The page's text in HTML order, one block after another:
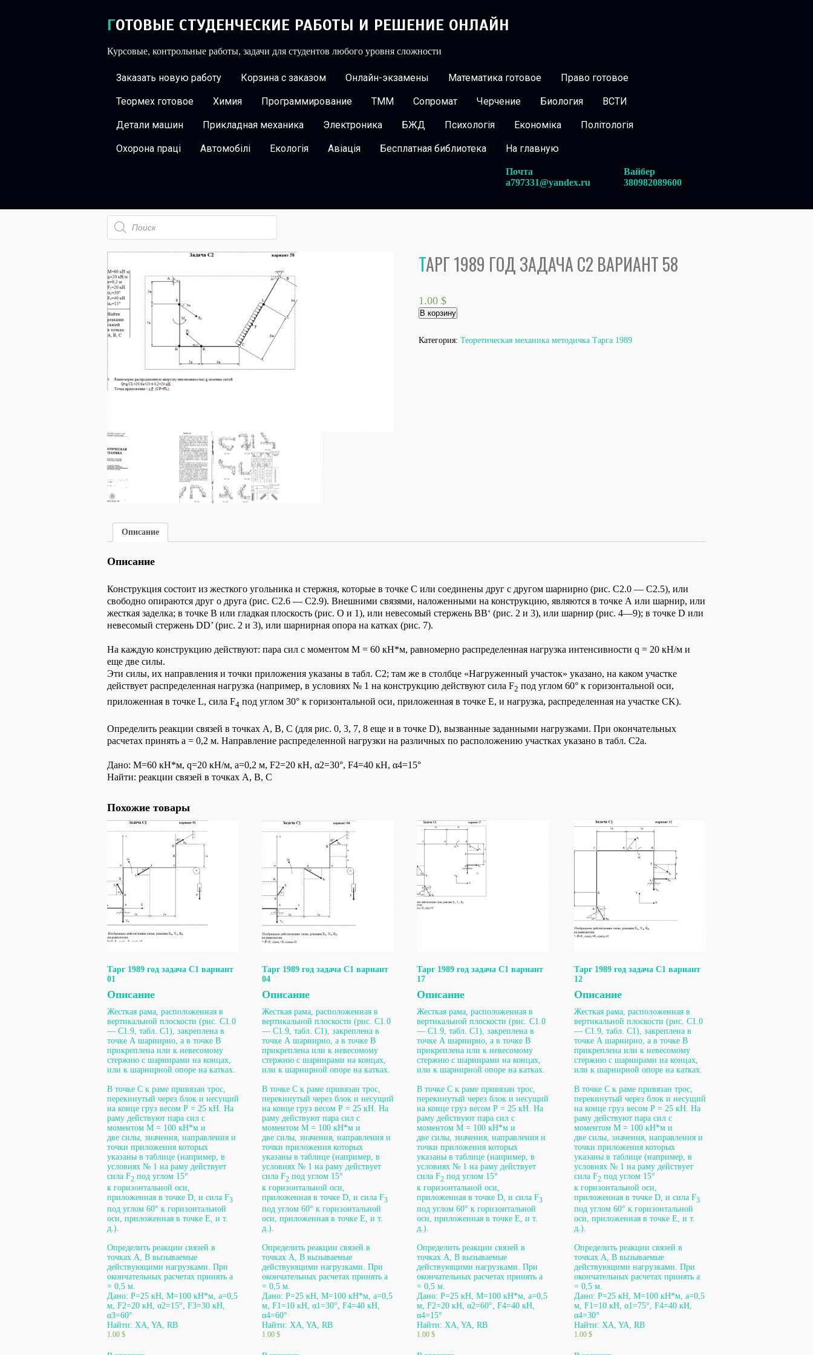
ГОТОВЫЕ СТУДЕНЧЕСКИЕ РАБОТЫ И РЕШЕНИЕ ОНЛАЙН
Курсовые, контрольные работы, задачи для студентов любого уровня сложности
Заказать новую работу Корзина с заказом Онлайн-экзамены Математика готовое Право готовое
Теормех готовое Химия Программирование ТММ Сопромат Черчение Биология ВСТИ
Детали машин Прикладная механика Электроника БЖД Психологія Економіка Політологія
Охорона праці Автомобілі Екологія Авіація Бесплатная библиотека На главную
Вайбер
380982089600
Почта
a797331@yandex.ru
Поиск
товаров
ТАРГ 1989 ГОД ЗАДАЧА С2 ВАРИАНТ 58
1.00 $
Количество
товара
1989
В корзину
Категория: Теоретическая механика методичка Тарга 1989
Описание
Описание
Конструкция состоит из жесткого угольника и стержня, которые в точке С или соединены друг с другом шарнирно (рис. С2.0 — С2.5), или
свободно опираются друг о друга (рис. С2.6 — С2.9). Внешними связями, наложенными на конструкцию, являются в точке А или шарнир, или
жесткая заделка; в точке В или гладкая плоскость (рис. О и 1), или невесомый стержень ВВ‘ (рис. 2 и 3), или шарнир (рис. 4—9); в точке D или
невесомый стержень DD’ (рис. 2 и 3), или шарнирная опора на катках (рис. 7).
На каждую конструкцию действуют: пара сил с моментом М = 60 кН*м, равномерно распределенная нагрузка интенсивности q = 20 кН/м и
еще две силы.
Эти силы, их направления и точки приложения указаны в табл. С2; там же в столбце «Нагруженный участок» указано, на каком участке
действует распределенная нагрузка (например, в условиях № 1 на конструкцию действуют сила F2 под углом 60° к горизонтальной оси,
приложенная в точке L, сила F4 под углом 30° к горизонтальной оси, приложенная в точке E, и нагрузка, распределенная на участке CK).
Определить реакции связей в точках A, B, C (для рис. 0, 3, 7, 8 еще и в точке D), вызванные заданными нагрузками. При окончательных
расчетах принять а = 0,2 м. Направление распределенной нагрузки на различных по расположению участках указано в табл. С2а.
Дано: М=60 кН*м, q=20 кН/м, а=0,2 м, F2=20 кН, α2=30°, F4=40 кН, α4=15°
Найти: реакции связей в точках А, В, С
Похожие товары
Тарг 1989 год задача С1 вариант
01
Описание
Жесткая рама, расположенная в
вертикальной плоскости (рис. С1.0
— С1.9, табл. С1), закреплена в
точке А шарнирно, а в точке В
прикреплена или к невесомому
стержню с шарнирами на концах,
или к шарнирной опоре на катках.
В точке С к раме привязан трос,
перекинутый через блок и несущий
на конце груз весом Р = 25 кН. На
раму действуют пара сил с
моментом М = 100 кН*м и
две силы, значения, направления и
точки приложения которых
указаны в таблице (например, в
условиях № 1 на раму действует
сила F2 под углом 15°
к горизонтальной оси,
приложенная в точке D, и сила F3
под углом 60° к горизонтальной
оси, приложенная в точке Е, и т.
д.).
Определить реакции связей в
точках A, B вызываемые
действующими нагрузками. При
окончательных расчетах принять а
= 0,5 м.
Дано: P=25 кН, М=100 кН*м, а=0,5
м, F2=20 кН, α2=15°, F3=30 кН,
α3=60°
Найти: XA, YA, RB
1.00 $
Тарг 1989 год задача С1 вариант
04
Описание
Жесткая рама, расположенная в
вертикальной плоскости (рис. С1.0
— С1.9, табл. С1), закреплена в
точке А шарнирно, а в точке В
прикреплена или к невесомому
стержню с шарнирами на концах,
или к шарнирной опоре на катках.
В точке С к раме привязан трос,
перекинутый через блок и несущий
на конце груз весом Р = 25 кН. На
раму действуют пара сил с
моментом М = 100 кН*м и
две силы, значения, направления и
точки приложения которых
указаны в таблице (например, в
условиях № 1 на раму действует
сила F2под углом 15°
к горизонтальной оси,
приложенная в точке D, и сила F3
под углом 60° к горизонтальной
оси, приложенная в точке Е, и т.
д.).
Определить реакции связей в
точках A, B вызываемые
действующими нагрузками. При
окончательных расчетах принять а
= 0,5 м.
Дано: P=25 кН, М=100 кН*м, а=0,5
м, F1=10 кН, α1=30°, F4=40 кН,
α4=60°
Найти: XA, YA, RB
1.00 $
Тарг 1989 год задача С1 вариант
17
Описание
Жесткая рама, расположенная в
вертикальной плоскости (рис. С1.0
— С1.9, табл. С1), закреплена в
точке А шарнирно, а в точке В
прикреплена или к невесомому
стержню с шарнирами на концах,
или к шарнирной опоре на катках.
В точке С к раме привязан трос,
перекинутый через блок и несущий
на конце груз весом Р = 25 кН. На
раму действуют пара сил с
моментом М = 100 кН*м и
две силы, значения, направления и
точки приложения которых
указаны в таблице (например, в
условиях № 1 на раму действует
сила F2под углом 15°
к горизонтальной оси,
приложенная в точке D, и сила F3
под углом 60° к горизонтальной
оси, приложенная в точке Е, и т.
д.).
Определить реакции связей в
точках A, B вызываемые
действующими нагрузками. При
окончательных расчетах принять а
= 0,5 м.
Дано: P=25 кН, М=100 кН*м, а=0,5
м, F2=20 кН, α2=60°, F4=40 кН,
α4=15°
Найти: XA, YA, RB
1.00 $
Тарг 1989 год задача С1 вариант
12
Описание
Жесткая рама, расположенная в
вертикальной плоскости (рис. С1.0
— С1.9, табл. С1), закреплена в
точке А шарнирно, а в точке В
прикреплена или к невесомому
стержню с шарнирами на концах,
или к шарнирной опоре на катках.
В точке С к раме привязан трос,
перекинутый через блок и несущий
на конце груз весом Р = 25 кН. На
раму действуют пара сил с
моментом М = 100 кН*м и
две силы, значения, направления и
точки приложения которых
указаны в таблице (например, в
условиях № 1 на раму действует
сила F2под углом 15°
к горизонтальной оси,
приложенная в точке D, и сила F3
под углом 60° к горизонтальной
оси, приложенная в точке Е, и т.
д.).
Определить реакции связей в
точках A, B вызываемые
действующими нагрузками. При
окончательных расчетах принять а
= 0,5 м.
Дано: P=25 кН, М=100 кН*м, а=0,5
м, F1=10 кН, α1=75°, F4=40 кН,
α4=30°
Найти: XA, YA, RB
1.00 $